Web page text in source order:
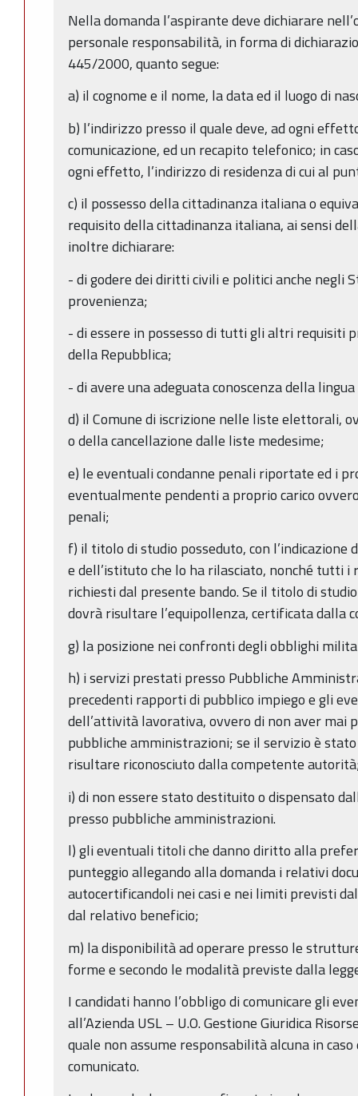
Nella domanda l’aspirante deve dichiarare
personale responsabilità, in forma di
445/2000, quanto segue:
a) il cognome e il nome, la data ed il luogo di
b) l’indirizzo presso il quale deve, ad ogni
comunicazione, ed un recapito telefonico; in
ogni effetto, l’indirizzo di residenza di cui al
c) il possesso della cittadinanza italiana o
requisito della cittadinanza italiana, ai sensi
inoltre dichiarare:
- di godere dei diritti civili e politici anche negli
provenienza;
- di essere in possesso di tutti gli altri requisiti
della Repubblica;
- di avere una adeguata conoscenza della
d) il Comune di iscrizione nelle liste elettorali,
o della cancellazione dalle liste medesime;
e) le eventuali condanne penali riportate ed i
eventualmente pendenti a proprio carico
penali;
f) il titolo di studio posseduto, con l’indicazione
e dell’istituto che lo ha rilasciato, nonché tutti i
richiesti dal presente bando. Se il titolo di
dovrà risultare l’equipollenza, certificata dalla
g) la posizione nei confronti degli obblighi
h) i servizi prestati presso Pubbliche
precedenti rapporti di pubblico impiego e gli
dell’attività lavorativa, ovvero di non aver mai
pubbliche amministrazioni; se il servizio è
risultare riconosciuto dalla competente
i) di non essere stato destituito o dispensato
presso pubbliche amministrazioni.
l) gli eventuali titoli che danno diritto alla
punteggio allegando alla domanda i relativi
autocertificandoli nei casi e nei limiti previsti
dal relativo beneficio;
m) la disponibilità ad operare presso le
forme e secondo le modalità previste dalla
I candidati hanno l’obbligo di comunicare gli
all’Azienda USL – U.O. Gestione Giuridica
quale non assume responsabilità alcuna in
comunicato.